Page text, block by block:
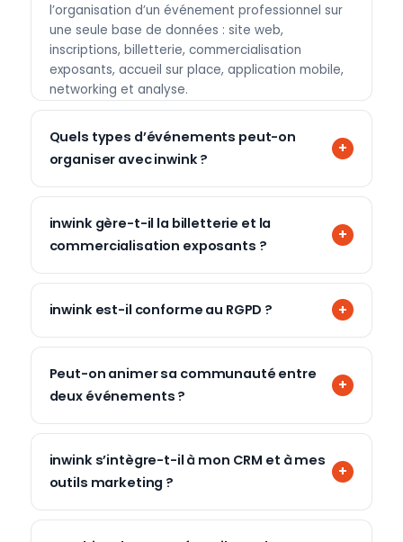
l’organisation d’un événement professionnel sur
une seule base de données : site web,
inscriptions, billetterie, commercialisation
exposants, accueil sur place, application mobile,
networking et analyse.
Quels types d’événements peut-on
organiser avec inwink ?
inwink gère-t-il la billetterie et la
commercialisation exposants ?
inwink est-il conforme au RGPD ?
Peut-on animer sa communauté entre
deux événements ?
inwink s’intègre-t-il à mon CRM et à mes
outils marketing ?